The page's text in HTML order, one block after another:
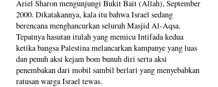
Ariel Sharon mengunjungi Bukit Bait (Allah), September
2000. Dikatakannya, kala itu bahwa Israel sedang
berencana menghancurkan seluruh Masjid Al-Aqsa.
Tepatnya hasutan itulah yang memicu Intifada kedua
ketika bangsa Palestina melancarkan kampanye yang luas
dan penuh aksi kejam bom bunuh diri serta aksi
penembakan dari mobil sambil berlari yang menyebabkan
ratusan warga Israel tewas.